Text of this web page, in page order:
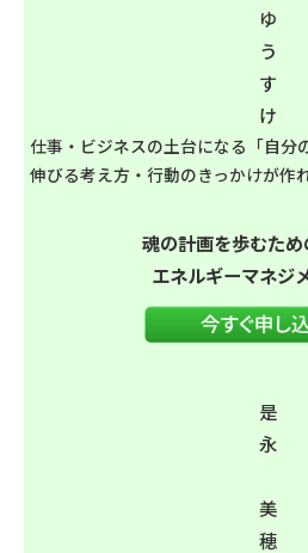
ゆ
う
す
け
仕事・ビジネスの土台になる「自分
伸びる考え方・行動のきっかけが作
魂の計画を歩むた
エネルギーマネジ
是
永
美
穂